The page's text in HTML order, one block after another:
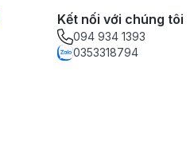
Kết nối với chúng tôi
094 934 1393
0353318794